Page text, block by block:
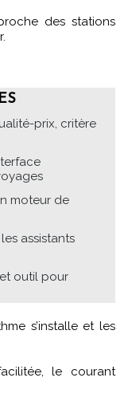
des stations
prix, critère
moteur de
assistants
outil pour
le courant